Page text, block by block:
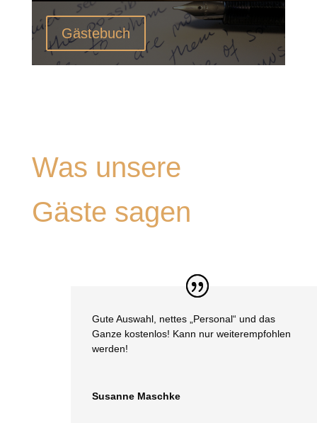
Gästebuch
Was unsere
Gäste sagen
Gute Auswahl, nettes „Personal“ und das
Ganze kostenlos! Kann nur weiterempfohlen
werden!
Susanne Maschke